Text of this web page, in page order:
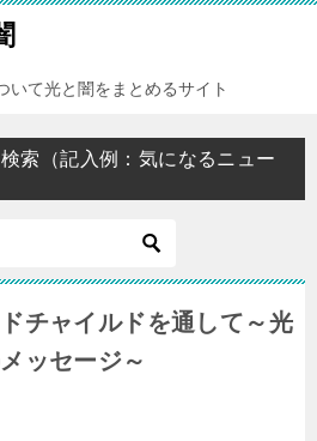
いて光と闇をまとめるサイト
索（記入例：気になるニュー
チャイルドを通して～光
ッセージ～